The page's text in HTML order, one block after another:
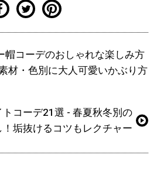
帽コーデのおしゃれな楽しみ方
材・色別に大人可愛いかぶり方
コーデ21選 - 春夏秋冬別の
！垢抜けるコツもレクチャー